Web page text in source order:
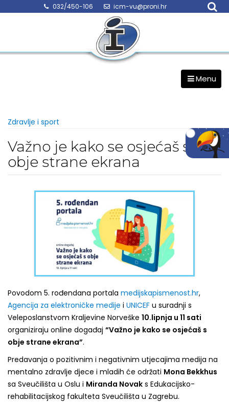
032/450-106 icm-vu@proni.hr
Menu
Zdravlje i sport
Važno je kako se osjećaš s
obje strane ekrana
Povodom 5. rođendana portala medijskapismenost.hr,
Agencija za elektroničke medije i UNICEF u suradnji s
Veleposlanstvom Kraljevine Norveške 10.lipnja u 11 sati
organiziraju online događaj “Važno je kako se osjećaš s
obje strane ekrana”.
Predavanja o pozitivnim i negativnim utjecajima medija na
mentalno zdravlje djece i mladih će održati Mona Bekkhus
sa Sveučilišta u Oslu i Miranda Novak s Edukacijsko-
rehabilitacijskog fakulteta Sveučilišta u Zagrebu.